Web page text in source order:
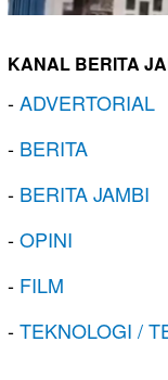
KANAL BERITA
-ADVERTORIAL
- BERITA
- BERITA JAMBI
-OPINI
- FILM
-TEKNOLOGI /